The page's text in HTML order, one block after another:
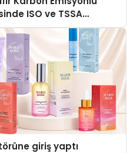
ISO ve TSSA
giriş yaptı